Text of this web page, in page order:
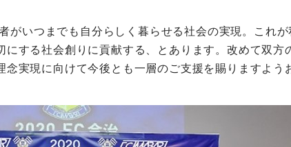
いつまでも自分らしく暮らせる社会の実現。これ
する社会創りに貢献する、とあります。改めて双方
実現に向けて今後とも一層のご支援を賜りますよう